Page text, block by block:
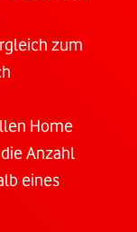
zum
Home
Anzahl
eines